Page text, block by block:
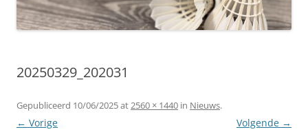
20250329_202031
Gepubliceerd 10/06/2025at2560 × 1440 in Nieuws.
← Vorige Volgende →